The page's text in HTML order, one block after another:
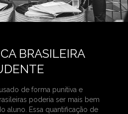
BRASILEIRA
de forma punitiva e
poderia ser mais bem
aluno. Essa quantificação de